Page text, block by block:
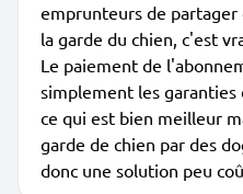
emprunteurs de partager
la garde du chien, c'est
Le paiement de
simplement les
ce qui est bien meilleur
garde de chien par des
donc une solution peu